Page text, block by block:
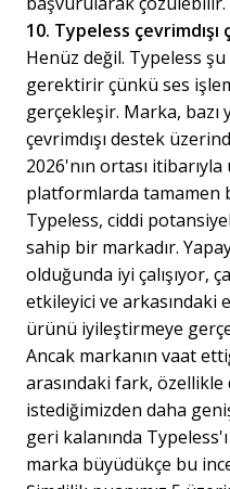
10. Typeless çevrimdışı
Henüz değil. Typeless
gerektirir çünkü ses
gerçekleşir. Marka, bazı
çevrimdışı destek
2026'nın ortası
platformlarda tamamen
Typeless, ciddi
sahip bir markadır.
olduğunda iyi çalışıyor,
etkileyici ve arkasındaki
ürünü iyileştirmeye
Ancak markanın vaat
arasındaki fark, özellikle
istediğimizden daha
geri kalanında
marka büyüdükçe bu